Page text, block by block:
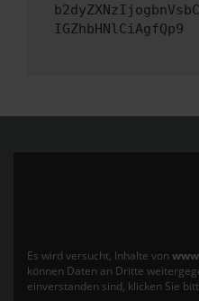
IGZhbHNlCiAgfQp9
Es wird versucht, Inhalte von
können Daten an Dritte
einverstanden sind, klicken Sie